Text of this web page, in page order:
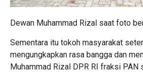
Dewan Muhammad Rizal saat foto
Sementara itu tokoh masyarakat
mengungkapkan rasa bangga dan
Muhammad Rizal DPR RI fraksi PAN